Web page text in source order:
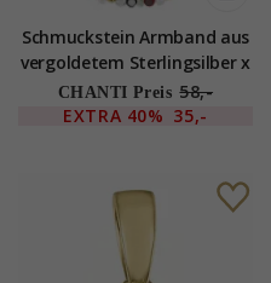
Schmuckstein Armband aus
vergoldetem Sterlingsilber x
- Loom Stones
CHANTI Preis 58,-
EXTRA 40% 35,-